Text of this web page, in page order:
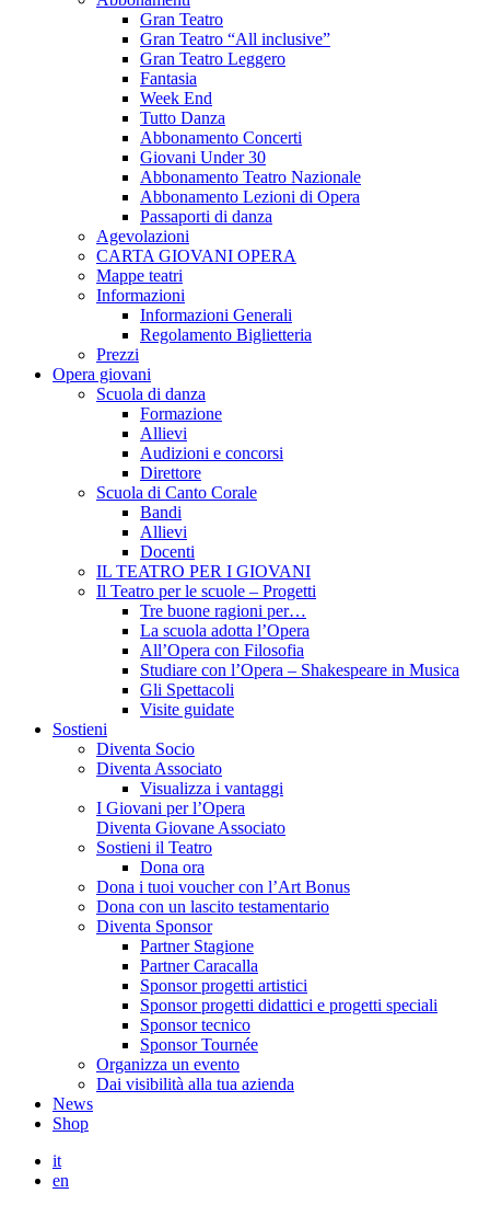
Gran Teatro
Gran Teatro “All inclusive”
Gran Teatro Leggero
Fantasia
Week End
Tutto Danza
Abbonamento Concerti
Giovani Under 30
Abbonamento Teatro Nazionale
Abbonamento Lezioni di Opera
Passaporti di danza
Agevolazioni
CARTA GIOVANI OPERA
Mappe teatri
Informazioni
Informazioni Generali
Regolamento Biglietteria
Prezzi
Opera giovani
Scuola di danza
Formazione
Allievi
Audizioni e concorsi
Direttore
Scuola di Canto Corale
Bandi
Allievi
Docenti
IL TEATRO PER I GIOVANI
Il Teatro per le scuole – Progetti
Tre buone ragioni per…
La scuola adotta l’Opera
All’Opera con Filosofia
Studiare con l’Opera – Shakespeare in Musica
Gli Spettacoli
Visite guidate
Sostieni
Diventa Socio
Diventa Associato
Visualizza i vantaggi
I Giovani per l’Opera
Diventa Giovane Associato
Sostieni il Teatro
Dona ora
Dona i tuoi voucher con l’Art Bonus
Dona con un lascito testamentario
Diventa Sponsor
Partner Stagione
Partner Caracalla
Sponsor progetti artistici
Sponsor progetti didattici e progetti speciali
Sponsor tecnico
Sponsor Tournée
Organizza un evento
Dai visibilità alla tua azienda
News
Shop
it
en